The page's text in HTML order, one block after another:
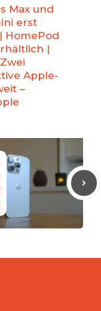
Max und
erst
HomePod
|
Apple-
–